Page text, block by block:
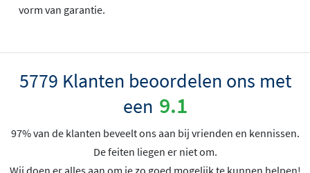
vorm van garantie.
5779 Klanten beoordelen ons met
een 9.1
97% van de klanten beveelt ons aan bij vrienden en kennissen.
De feiten liegen er niet om.
Wij doen er alles aan om je zo goed mogelijk te kunnen helpen!